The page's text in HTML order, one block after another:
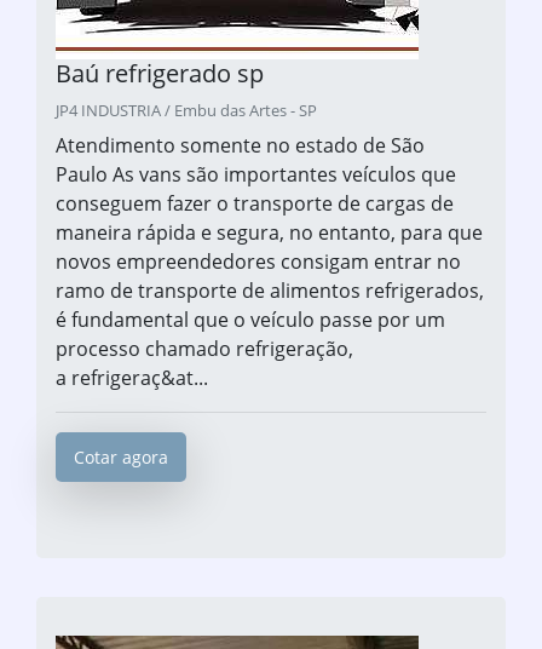
Baú refrigerado sp
JP4 INDUSTRIA / Embu das Artes - SP
Atendimento somente no estado de São
Paulo As vans são importantes veículos que
conseguem fazer o transporte de cargas de
maneira rápida e segura, no entanto, para que
novos empreendedores consigam entrar no
ramo de transporte de alimentos refrigerados,
é fundamental que o veículo passe por um
processo chamado refrigeração,
a refrigeraç&at...
Cotar agora